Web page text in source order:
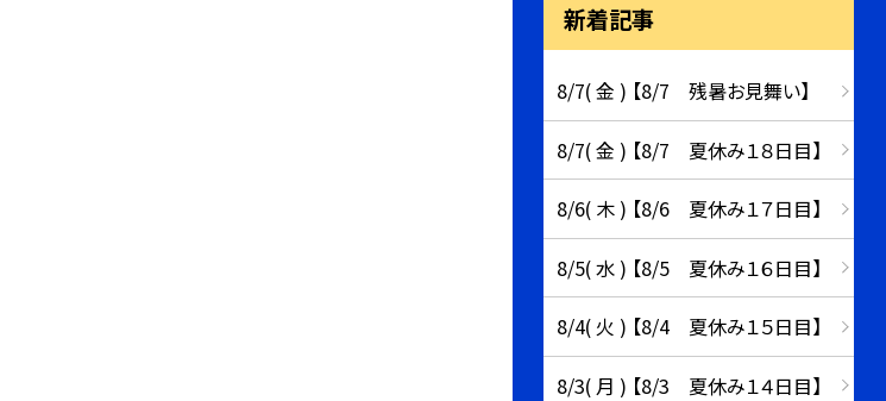
新着記事
8/7( 金 ) 【8/7 残暑お見舞い】
8/7( 金 ) 【8/7 夏休み１８日目】
8/6( 木 ) 【8/6 夏休み１７日目】
8/5( 水 ) 【8/5 夏休み１６日目】
8/4( 火 ) 【8/4 夏休み１５日目】
8/3( 月 ) 【8/3 夏休み１４日目】